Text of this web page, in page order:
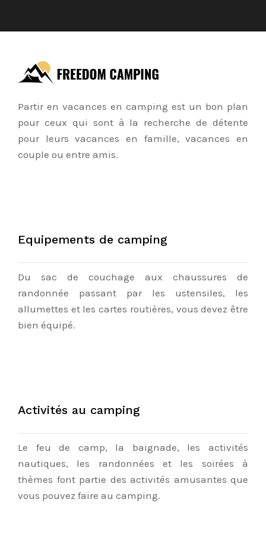
Partir en vacances en camping est un bon plan
pour ceux qui sont à la recherche de détente
pour leurs vacances en famille, vacances en
couple ou entre amis.
Equipements de camping
Du sac de couchage aux chaussures de
randonnée passant par les ustensiles, les
allumettes et les cartes routières, vous devez être
bien équipé.
Activités au camping
Le feu de camp, la baignade, les activités
nautiques, les randonnées et les soirées à
thèmes font partie des activités amusantes que
vous pouvez faire au camping.